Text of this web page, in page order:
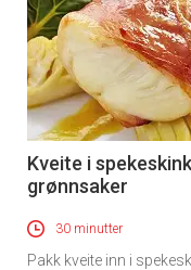
Kveite i
grønnsaker
30 minutter
Pakk kveite inn i